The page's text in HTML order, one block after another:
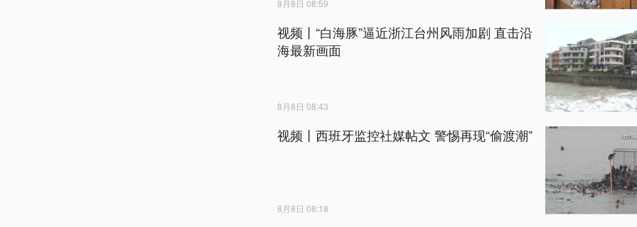
8月8日 08:59
视频丨“白海豚”逼近浙江台州风雨加剧 直击沿
海最新画面
8月8日 08:43
视频丨西班牙监控社媒帖文 警惕再现“偷渡潮”
8月8日 08:18